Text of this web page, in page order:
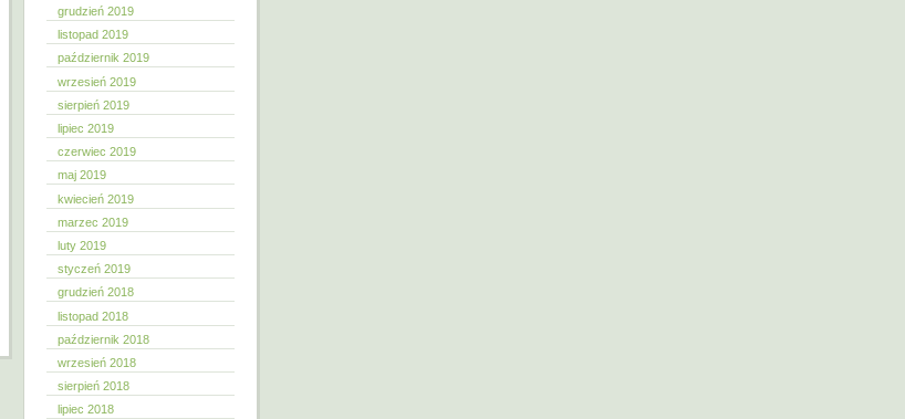
grudzień 2019
listopad 2019
październik 2019
wrzesień 2019
sierpień 2019
lipiec 2019
czerwiec 2019
maj 2019
kwiecień 2019
marzec 2019
luty 2019
styczeń 2019
grudzień 2018
listopad 2018
październik 2018
wrzesień 2018
sierpień 2018
lipiec 2018